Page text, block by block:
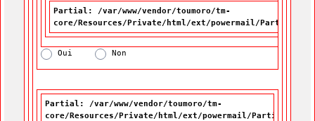
Partial: /var/www/vendor/toumoro/tm-
core/Resources/Private/html/ext/powermail/Partials/
Oui Non
Partial: /var/www/vendor/toumoro/tm-
core/Resources/Private/html/ext/powermail/Partials/